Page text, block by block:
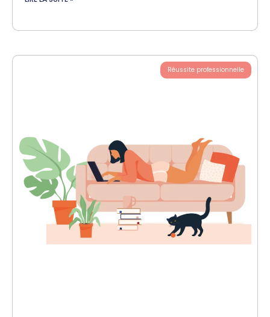
Réussite professionnelle